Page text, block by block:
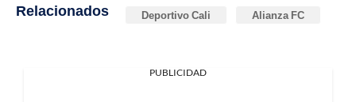
Relacionados Deportivo Cali Alianza FC
PUBLICIDAD